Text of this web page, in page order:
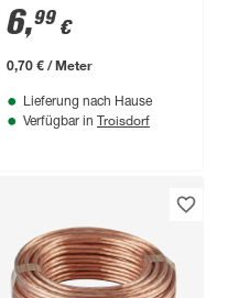
0,75 mm²
6,99 €
0,70 € / Meter
Lieferung nach Hause
Verfügbar in Troisdorf